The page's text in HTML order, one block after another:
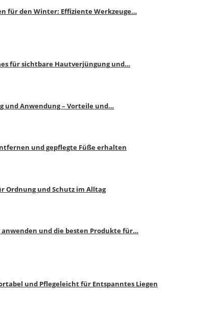
für den Winter: Effiziente Werkzeuge…
für sichtbare Hautverjüngung und…
und Anwendung – Vorteile und…
und gepflegte Füße erhalten
Ordnung und Schutz im Alltag
und die besten Produkte für…
und Pflegeleicht für Entspanntes Liegen